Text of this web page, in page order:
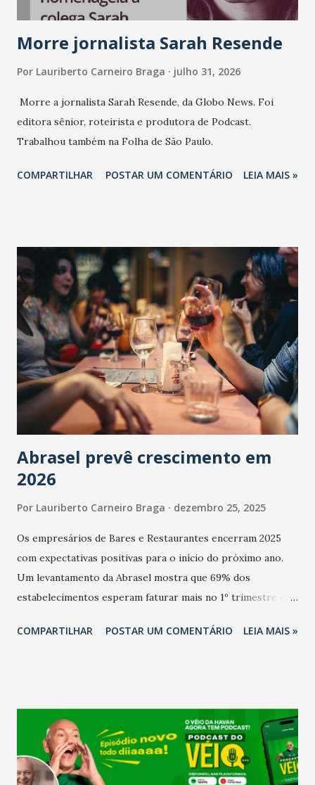
Morre jornalista Sarah Resende
Por Lauriberto Carneiro Braga julho 31, 2026
Morre a jornalista Sarah Resende, da Globo News. Foi
editora sênior, roteirista e produtora de Podcast.
Trabalhou também na Folha de São Paulo.
COMPARTILHAR POSTAR UM COMENTÁRIO LEIA MAIS »
Abrasel prevê crescimento em
2026
Por Lauriberto Carneiro Braga dezembro 25, 2025
Os empresários de Bares e Restaurantes encerram 2025
com expectativas positivas para o início do próximo ano.
Um levantamento da Abrasel mostra que 69% dos
estabelecimentos esperam faturar mais no 1º trimestre de
relação ao último trimestre deste ano, 56% também
confraternizações de fim de ano e pelo pagamento do 13º
Salário para um número maior de trabalhadores, já que o
país tem a menor taxa de desemprego dos anos recentes.
Ainda segundo a Pesquisa, em novembro de 2025, 40% dos
COMPARTILHAR POSTAR UM COMENTÁRIO LEIA MAIS »